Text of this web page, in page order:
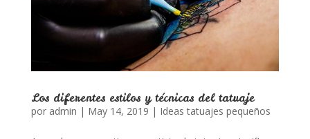
Los diferentes estilos y técnicas del tatuaje
por admin | May 14, 2019 | Ideas tatuajes pequeños